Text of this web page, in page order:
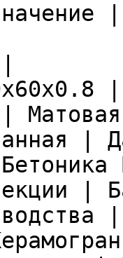
|
|
|
|
|